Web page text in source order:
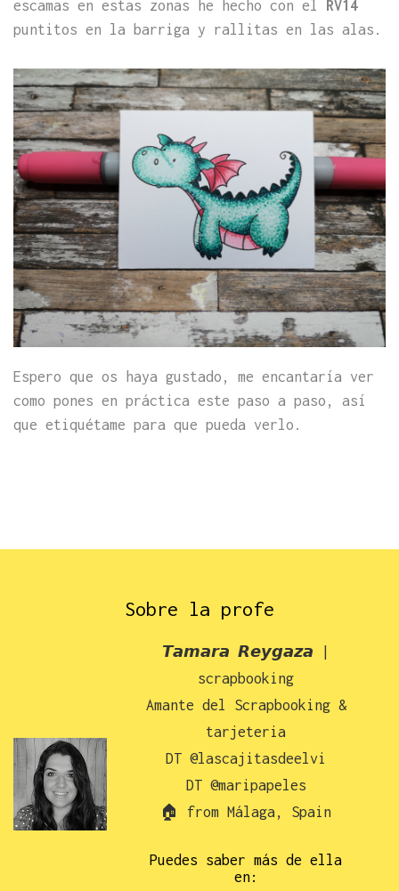
escamas en estas zonas he hecho con el RV14
puntitos en la barriga y rallitas en las alas.
Espero que os haya gustado, me encantaría ver
como pones en práctica este paso a paso, así
que etiquétame para que pueda verlo.
Sobre la profe
𝙏𝙖𝙢𝙖𝙧𝙖 𝙍𝙚𝙮𝙜𝙖𝙯𝙖 |
scrapbooking
Amante del Scrapbooking &
tarjeteria
DT @lascajitasdeelvi
DT @maripapeles
🏠 from Málaga, Spain
Puedes saber más de ella
en: